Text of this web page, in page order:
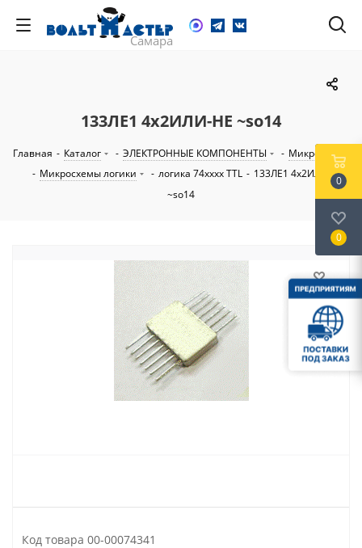
133ЛЕ1 4х2ИЛИ-НЕ ~so14
Главная - Каталог - ЭЛЕКТРОННЫЕ КОМПОНЕНТЫ - Микросхемы
- Микросхемы логики - логика 74xxxx TTL - 133ЛЕ1 4х2ИЛИ-НЕ
~so14
Код товара 00-00074341
0
0